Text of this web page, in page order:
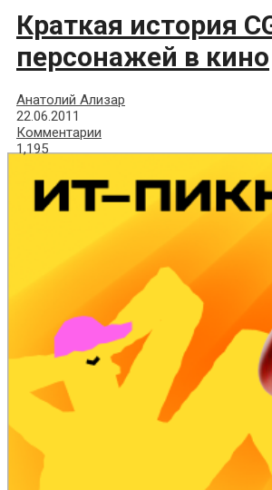
Краткая история
персонажей в кино
Анатолий Ализар
22.06.2011
Комментарии
1,195